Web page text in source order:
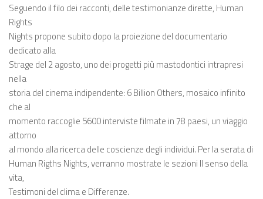
Seguendo il filo dei racconti, delle testimonianze dirette, Human
Rights
Nights propone subito dopo la proiezione del documentario
dedicato alla
Strage del 2 agosto, uno dei progetti più mastodontici intrapresi
nella
storia del cinema indipendente: 6 Billion Others, mosaico infinito
che al
momento raccoglie 5600 interviste filmate in 78 paesi, un viaggio
attorno
al mondo alla ricerca delle coscienze degli individui. Per la serata di
Human Rigths Nights, verranno mostrate le sezioni Il senso della
vita,
Testimoni del clima e Differenze.